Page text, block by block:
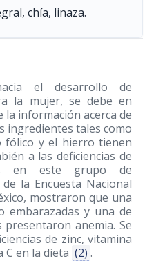
chía, linaza.
el desarrollo de
la mujer, se debe en
información acerca de
ingredientes tales como
fólico y el hierro tienen
a las deficiencias de
en este grupo de
la Encuesta Nacional
mostraron que una
embarazadas y una de
presentaron anemia. Se
de zinc, vitamina
en la dieta (2) .